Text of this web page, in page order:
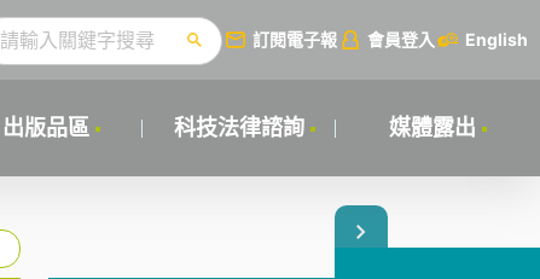
訂閱電子報 會員登入 English
出版品區 科技法律諮詢 媒體露出